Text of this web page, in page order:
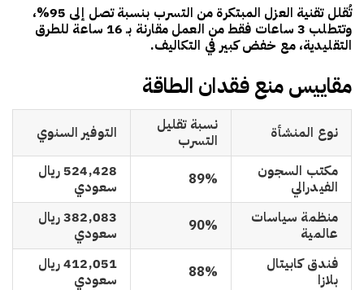
تُقلل تقنية العزل المبتكرة من التسرب بنسبة تصل إلى 95%،
وتتطلب 3 ساعات فقط من العمل مقارنة بـ 16 ساعة للطرق
التقليدية، مع خفض كبير في التكاليف.
مقاييس منع فقدان الطاقة
نوع المنشأة
نسبة تقليل
التسرب
التوفير السنوي
مكتب السجون
الفيدرالي
89%
524,428 ريال
سعودي
منظمة سياسات
عالمية
90%
382,083 ريال
سعودي
فندق كابيتال
بلازا
88%
412,051 ريال
سعودي